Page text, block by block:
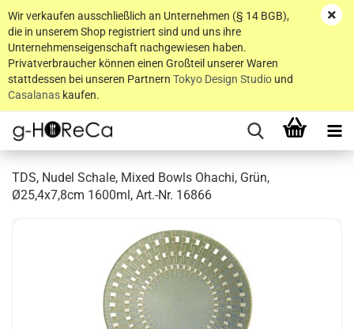
Wir verkaufen ausschließlich an Unternehmen (§ 14 BGB),
die in unserem Shop registriert sind und uns ihre
Unternehmenseigenschaft nachgewiesen haben.
Privatverbraucher können einen Großteil unserer Waren
stattdessen bei unseren Partnern Tokyo Design Studio und
Casalanas kaufen.
TDS, Nudel Schale, Mixed Bowls Ohachi, Grün,
Ø25,4x7,8cm 1600ml, Art.-Nr. 16866